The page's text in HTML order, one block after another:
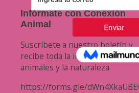
Infórmate con Conexión
Animal
Suscríbete a nuestro boletín y
recibe toda la información de
animales y la naturaleza
https://forms.gle/